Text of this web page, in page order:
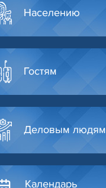
Населению
Гостям
Деловым людям
Календарь